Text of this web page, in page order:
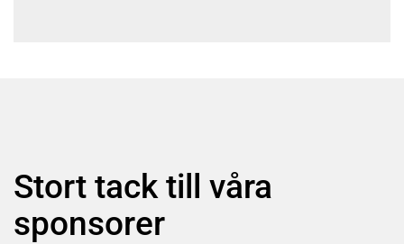
Stort tack till våra
sponsorer